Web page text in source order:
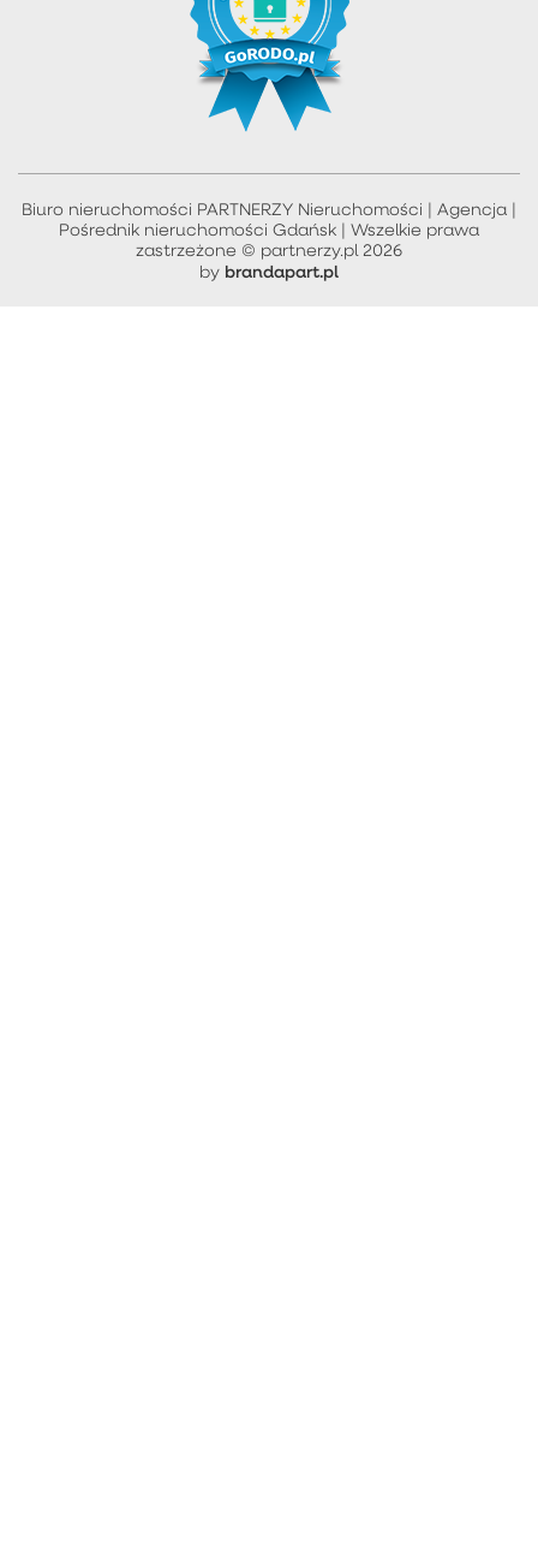
Biuro nieruchomości PARTNERZY Nieruchomości | Agencja |
Pośrednik nieruchomości Gdańsk | Wszelkie prawa
zastrzeżone © partnerzy.pl 2026
by brandapart.pl